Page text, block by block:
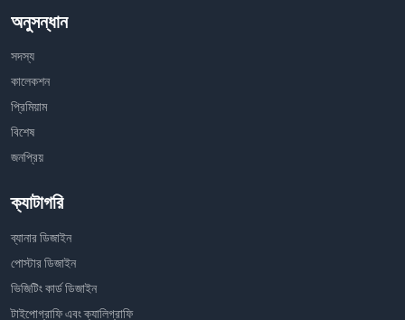
অনুসন্ধান
সদস্য
কালেকশন
প্রিমিয়াম
বিশেষ
জনপ্রিয়
ক্যাটাগরি
ব্যানার ডিজাইন
পোস্টার ডিজাইন
ভিজিটিং কার্ড ডিজাইন
টাইপোগ্রাফি এবং ক্যালিগ্রাফি